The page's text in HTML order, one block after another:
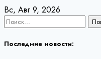
Перейти
к
Вс, Авг 9, 2026
Найти:
Последние новости: